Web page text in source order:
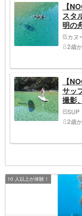
【
スタ
明の
ウェ
レ、
リア）
カヌ
2歳
【
サッ
撮影
室、
ウェ
SUP
2歳
10 人以上が体験！